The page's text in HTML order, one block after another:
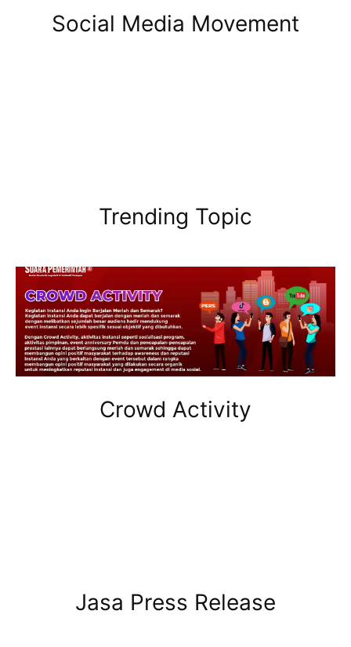
Social Media Movement
Trending Topic
Crowd Activity
Jasa Press Release